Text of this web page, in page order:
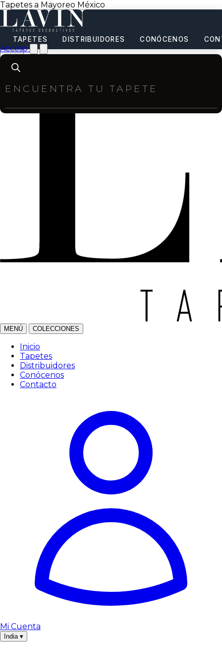
Tapetes a Mayoreo México
TAPETES DISTRIBUIDORES CONÓCENOS
Acceso
Products
search
MENÚ COLECCIONES
Inicio
Tapetes
Distribuidores
Conócenos
Contacto
Mi Cuenta
India ▾